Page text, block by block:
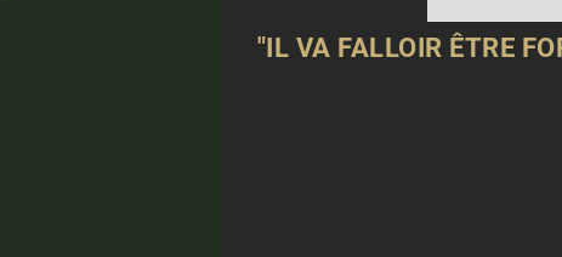
"IL VA FALLOIR ÊTRE